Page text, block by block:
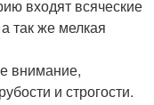
входят всяческие
так же мелкая
внимание,
и строгости.